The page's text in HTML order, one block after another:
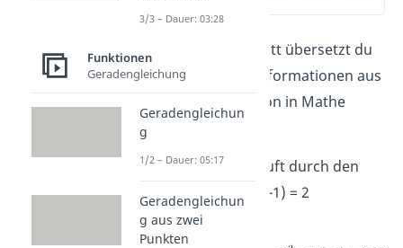
Im nächsten Schritt übersetzt du
die gegebenen Informationen aus
der Rekonstruktion in Mathe
I Der Graph verläuft durch den
Punkt (-1|2).
f(-1) = 2
3/3 – Dauer: 03:28
Funktionen
Geradengleichung
Geradengleichun
g
1/2 – Dauer: 05:17
Geradengleichun
g aus zwei
Punkten